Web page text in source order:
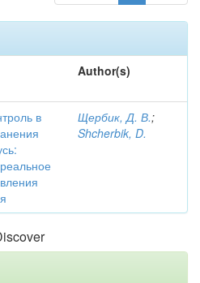
Author(s)
в
Щербик, Д. В.;
Shcherbik, D.